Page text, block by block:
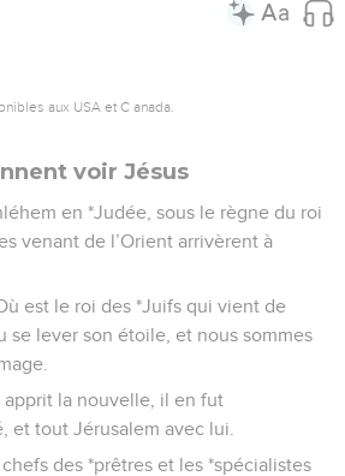
aux USA et C anada.
voir Jésus
en *Judée, sous le règne du roi
venant de l’Orient arrivèrent à
est le roi des *Juifs qui vient de
se lever son étoile, et nous sommes
apprit la nouvelle, il en fut
et tout Jérusalem avec lui.
des *prêtres et les *spécialistes